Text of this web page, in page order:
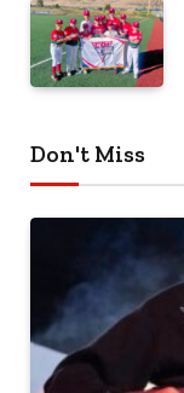
Don't Miss